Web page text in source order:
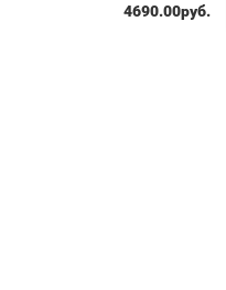
4690.00руб.